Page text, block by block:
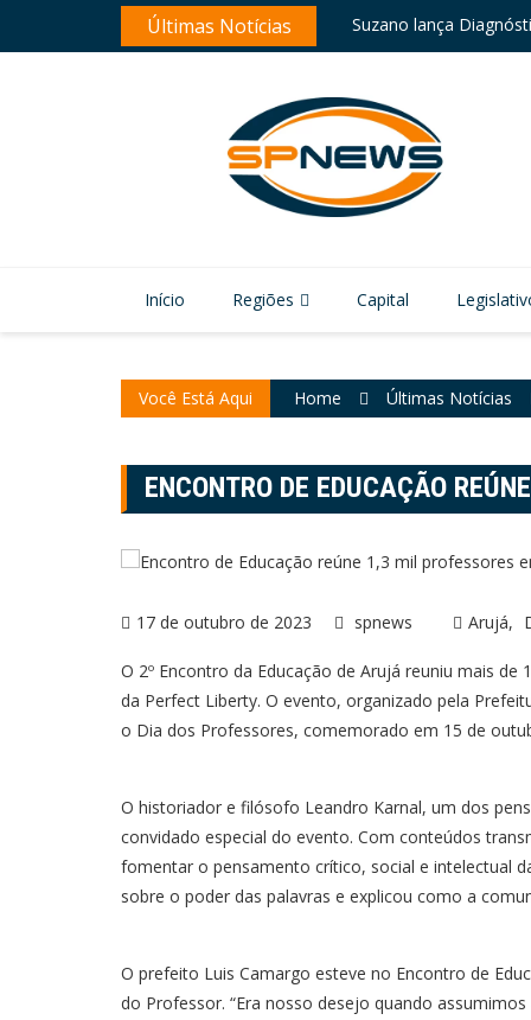
Últimas Notícias
Suzano lança
Interdição de túnel
Início Regiões Capital
Você Está Aqui Home Últimas Notícias
ENCONTRO DE EDUCAÇÃO
17 de outubro de 2023 spnews Arujá
O 2º Encontro da Educação de Arujá reuniu mais
da Perfect Liberty. O evento, organizado pela
o Dia dos Professores, comemorado em 15 de
O historiador e filósofo Leandro Karnal, um dos
convidado especial do evento. Com conteúdos
fomentar o pensamento crítico, social e intelectual
sobre o poder das palavras e explicou como a
O prefeito Luis Camargo esteve no Encontro de
do Professor. “Era nosso desejo quando